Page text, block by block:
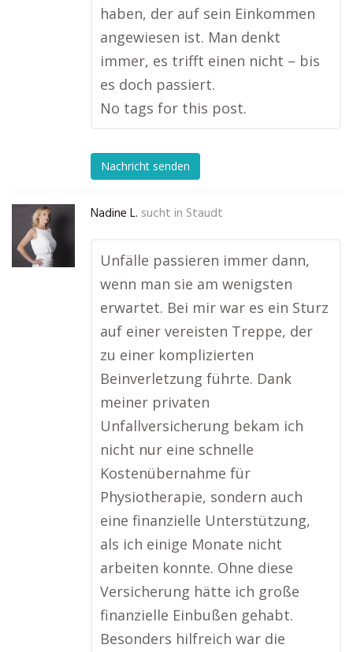
haben, der auf sein Einkommen
angewiesen ist. Man denkt
immer, es trifft einen nicht – bis
es doch passiert.
No tags for this post.
Nachricht senden
Nadine L. sucht in Staudt
Unfälle passieren immer dann,
wenn man sie am wenigsten
erwartet. Bei mir war es ein Sturz
auf einer vereisten Treppe, der
zu einer komplizierten
Beinverletzung führte. Dank
meiner privaten
Unfallversicherung bekam ich
nicht nur eine schnelle
Kostenübernahme für
Physiotherapie, sondern auch
eine finanzielle Unterstützung,
als ich einige Monate nicht
arbeiten konnte. Ohne diese
Versicherung hätte ich große
finanzielle Einbußen gehabt.
Besonders hilfreich war die